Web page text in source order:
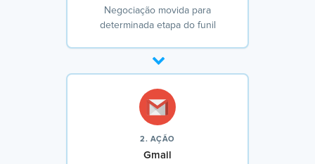
Negociação movida para
determinada etapa do funil
2. AÇÃO
Gmail